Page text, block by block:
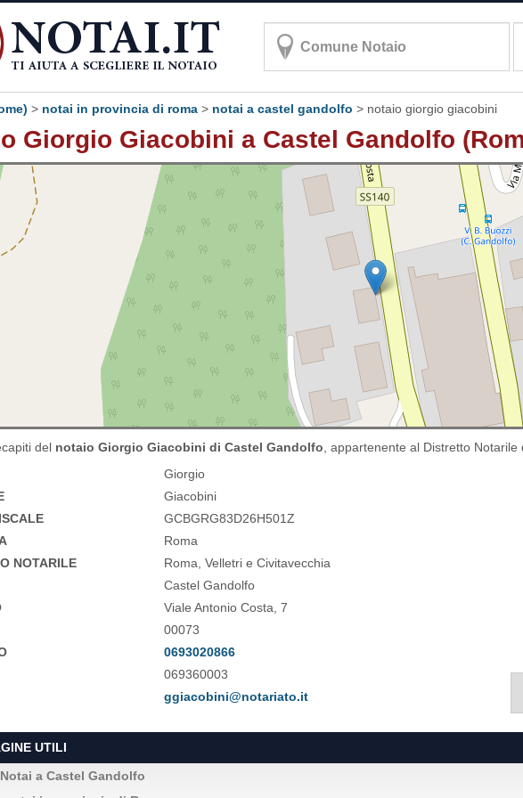
> notai in provincia di roma > notai a castel gandolfo > notaio giorgio giacobini
Giorgio Giacobini a Castel Gandolfo
del notaio Giorgio Giacobini di Castel Gandolfo , appartenente al Distretto
Giorgio
Giacobini
GCBGRG83D26H501Z
Roma
NOTARILE
Roma, Velletri e Civitavecchia
Castel Gandolfo
Viale Antonio Costa, 7
00073
0693020866
069360003
ggiacobini@notariato.it
UTILI
a Castel Gandolfo